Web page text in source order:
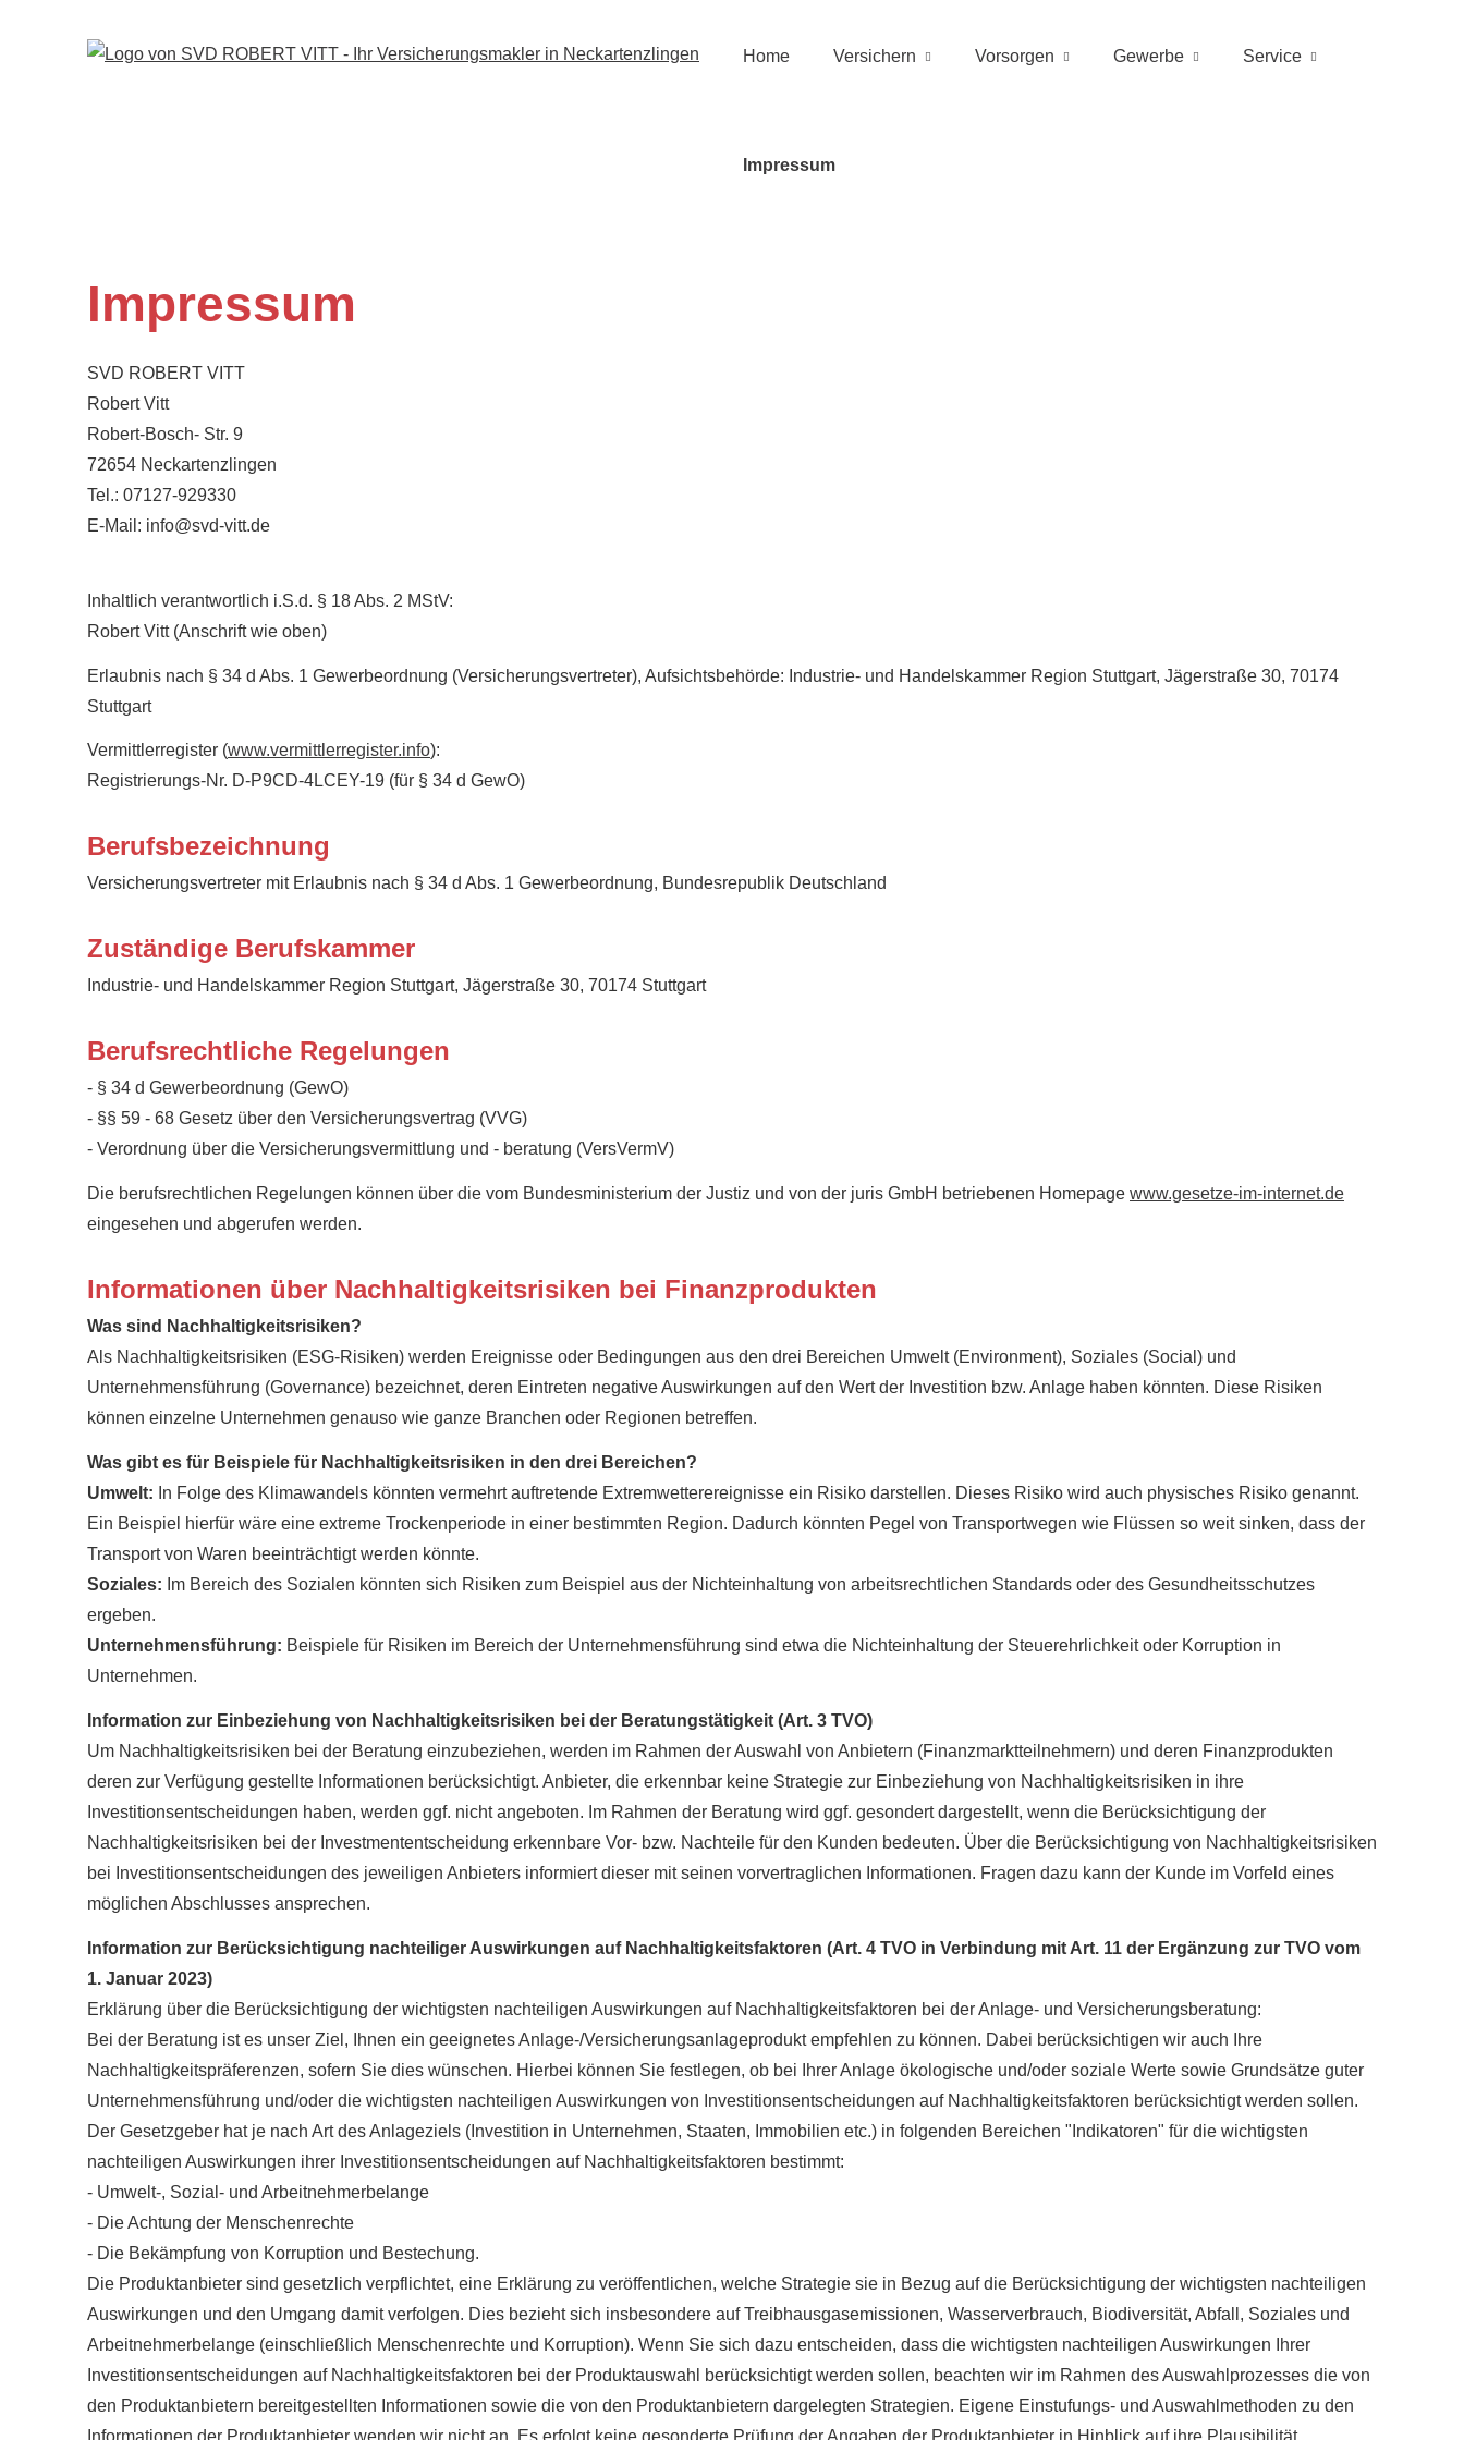
Home Versichern Vorsorgen Gewerbe Service
Impressum
Impressum
SVD ROBERT VITT
Robert Vitt
Robert-Bosch- Str. 9
72654 Neckartenzlingen
Tel.: 07127-929330
E-Mail: info@svd-vitt.de
Inhaltlich verantwortlich i.S.d. § 18 Abs. 2 MStV:
Robert Vitt (Anschrift wie oben)
Erlaubnis nach § 34 d Abs. 1 Gewerbeordnung (Versicherungsvertreter), Aufsichtsbehörde: Industrie- und Handelskammer Region Stuttgart, Jägerstraße 30, 70174
Stuttgart
Vermittlerregister (www.vermittlerregister.info):
Registrierungs-Nr. D-P9CD-4LCEY-19 (für § 34 d GewO)
Berufsbezeichnung
Versicherungsvertreter mit Erlaubnis nach § 34 d Abs. 1 Gewerbeordnung, Bundesrepublik Deutschland
Zuständige Berufskammer
Industrie- und Handelskammer Region Stuttgart, Jägerstraße 30, 70174 Stuttgart
Berufsrechtliche Regelungen
- § 34 d Gewerbeordnung (GewO)
- §§ 59 - 68 Gesetz über den Versicherungsvertrag (VVG)
- Verordnung über die Versicherungsvermittlung und - beratung (VersVermV)
Die berufsrechtlichen Regelungen können über die vom Bundesministerium der Justiz und von der juris GmbH betriebenen Homepage www.gesetze-im-internet.de
eingesehen und abgerufen werden.
Informationen über Nachhaltigkeitsrisiken bei Finanzprodukten
Was sind Nachhaltigkeitsrisiken?
Als Nachhaltigkeitsrisiken (ESG-Risiken) werden Ereignisse oder Bedingungen aus den drei Bereichen Umwelt (Environment), Soziales (Social) und
Unternehmensführung (Governance) bezeichnet, deren Eintreten negative Auswirkungen auf den Wert der Investition bzw. Anlage haben könnten. Diese Risiken
können einzelne Unternehmen genauso wie ganze Branchen oder Regionen betreffen.
Was gibt es für Beispiele für Nachhaltigkeitsrisiken in den drei Bereichen?
Umwelt: In Folge des Klimawandels könnten vermehrt auftretende Extremwetterereignisse ein Risiko darstellen. Dieses Risiko wird auch physisches Risiko genannt.
Ein Beispiel hierfür wäre eine extreme Trockenperiode in einer bestimmten Region. Dadurch könnten Pegel von Transportwegen wie Flüssen so weit sinken, dass der
Transport von Waren beeinträchtigt werden könnte.
Soziales: Im Bereich des Sozialen könnten sich Risiken zum Beispiel aus der Nichteinhaltung von arbeitsrechtlichen Standards oder des Gesundheitsschutzes
ergeben.
Unternehmensführung: Beispiele für Risiken im Bereich der Unternehmensführung sind etwa die Nichteinhaltung der Steuerehrlichkeit oder Korruption in
Unternehmen.
Information zur Einbeziehung von Nachhaltigkeitsrisiken bei der Beratungstätigkeit (Art. 3 TVO)
Um Nachhaltigkeitsrisiken bei der Beratung einzubeziehen, werden im Rahmen der Auswahl von Anbietern (Finanzmarktteilnehmern) und deren Finanzprodukten
deren zur Verfügung gestellte Informationen berücksichtigt. Anbieter, die erkennbar keine Strategie zur Einbeziehung von Nachhaltigkeitsrisiken in ihre
Investitionsentscheidungen haben, werden ggf. nicht angeboten. Im Rahmen der Beratung wird ggf. gesondert dargestellt, wenn die Berücksichtigung der
Nachhaltigkeitsrisiken bei der Investmententscheidung erkennbare Vor- bzw. Nachteile für den Kunden bedeuten. Über die Berücksichtigung von Nachhaltigkeitsrisiken
bei Investitionsentscheidungen des jeweiligen Anbieters informiert dieser mit seinen vorvertraglichen Informationen. Fragen dazu kann der Kunde im Vorfeld eines
möglichen Abschlusses ansprechen.
Information zur Berücksichtigung nachteiliger Auswirkungen auf Nachhaltigkeitsfaktoren (Art. 4 TVO in Verbindung mit Art. 11 der Ergänzung zur TVO vom
1. Januar 2023)
Erklärung über die Berücksichtigung der wichtigsten nachteiligen Auswirkungen auf Nachhaltigkeitsfaktoren bei der Anlage- und Versicherungsberatung:
Bei der Beratung ist es unser Ziel, Ihnen ein geeignetes Anlage-/Versicherungsanlageprodukt empfehlen zu können. Dabei berücksichtigen wir auch Ihre
Nachhaltigkeitspräferenzen, sofern Sie dies wünschen. Hierbei können Sie festlegen, ob bei Ihrer Anlage ökologische und/oder soziale Werte sowie Grundsätze guter
Unternehmensführung und/oder die wichtigsten nachteiligen Auswirkungen von Investitionsentscheidungen auf Nachhaltigkeitsfaktoren berücksichtigt werden sollen.
Der Gesetzgeber hat je nach Art des Anlageziels (Investition in Unternehmen, Staaten, Immobilien etc.) in folgenden Bereichen "Indikatoren" für die wichtigsten
nachteiligen Auswirkungen ihrer Investitionsentscheidungen auf Nachhaltigkeitsfaktoren bestimmt:
- Umwelt-, Sozial- und Arbeitnehmerbelange
- Die Achtung der Menschenrechte
- Die Bekämpfung von Korruption und Bestechung.
Die Produktanbieter sind gesetzlich verpflichtet, eine Erklärung zu veröffentlichen, welche Strategie sie in Bezug auf die Berücksichtigung der wichtigsten nachteiligen
Auswirkungen und den Umgang damit verfolgen. Dies bezieht sich insbesondere auf Treibhausgasemissionen, Wasserverbrauch, Biodiversität, Abfall, Soziales und
Arbeitnehmerbelange (einschließlich Menschenrechte und Korruption). Wenn Sie sich dazu entscheiden, dass die wichtigsten nachteiligen Auswirkungen Ihrer
Investitionsentscheidungen auf Nachhaltigkeitsfaktoren bei der Produktauswahl berücksichtigt werden sollen, beachten wir im Rahmen des Auswahlprozesses die von
den Produktanbietern bereitgestellten Informationen sowie die von den Produktanbietern dargelegten Strategien. Eigene Einstufungs- und Auswahlmethoden zu den
Informationen der Produktanbieter wenden wir nicht an. Es erfolgt keine gesonderte Prüfung der Angaben der Produktanbieter in Hinblick auf ihre Plausibilität.